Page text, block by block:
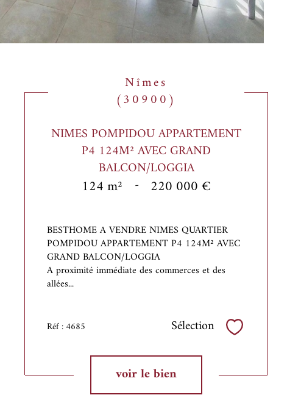
Nîmes
(30900)
NIMES POMPIDOU APPARTEMENT
P4 124M² AVEC GRAND
BALCON/LOGGIA
124 m² - 220 000 €
BESTHOME A VENDRE NIMESQUARTIER
POMPIDOU APPARTEMENT P4 124M² AVEC
GRAND BALCON/LOGGIA
A proximité immédiate des commerces et des
allées...
Réf : 4685 Sélection Sélectionner
voir le bien